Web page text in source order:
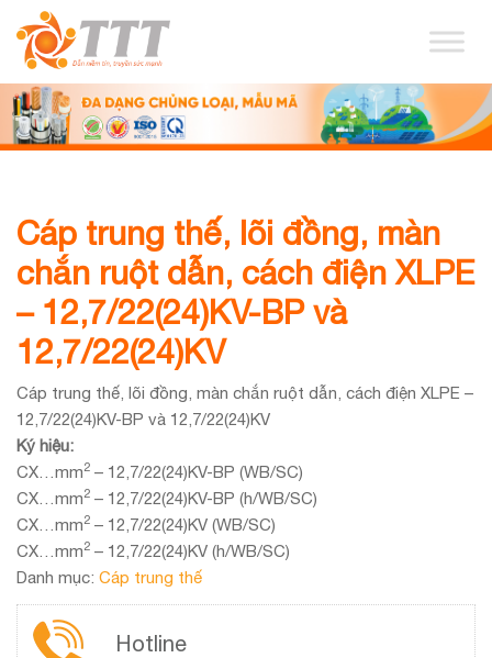
Cáp trung thế, lõi đồng, màn
chắn ruột dẫn, cách điện XLPE
– 12,7/22(24)KV-BP và
12,7/22(24)KV
Cáp trung thế, lõi đồng, màn chắn ruột dẫn, cách điện XLPE –
12,7/22(24)KV-BP và 12,7/22(24)KV
Ký hiệu:
CX…mm2 – 12,7/22(24)KV-BP (WB/SC)
CX…mm2 – 12,7/22(24)KV-BP (h/WB/SC)
CX…mm2 – 12,7/22(24)KV (WB/SC)
CX…mm2 – 12,7/22(24)KV (h/WB/SC)
Danh mục: Cáp trung thế
Hotline